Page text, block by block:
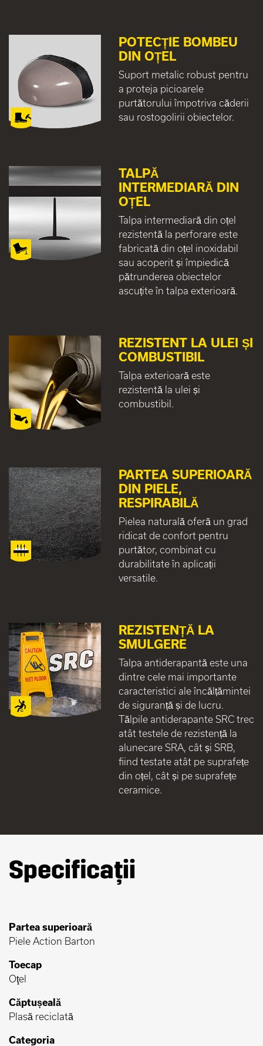
POTECȚIE BOMBEU
DIN OȚEL
Suport metalic robust pentru
a proteja picioarele
purtătorului împotriva căderii
sau rostogolirii obiectelor.
TALPĂ
INTERMEDIARĂ DIN
OȚEL
Talpa intermediară din oțel
rezistentă la perforare este
fabricată din oțel inoxidabil
sau acoperit și împiedică
pătrunderea obiectelor
ascuțite în talpa exterioară.
REZISTENT LA ULEI ȘI
COMBUSTIBIL
Talpa exterioară este
rezistentă la ulei și
combustibil.
PARTEA SUPERIOARĂ
DIN PIELE,
RESPIRABILĂ
Pielea naturală oferă un grad
ridicat de confort pentru
purtător, combinat cu
durabilitate în aplicații
versatile.
REZISTENȚĂ LA
SMULGERE
Talpa antiderapantă este una
dintre cele mai importante
caracteristici ale încălțămintei
de siguranță și de lucru.
Tălpile antiderapante SRC trec
atât testele de rezistență la
alunecare SRA, cât și SRB,
fiind testate atât pe suprafețe
din oțel, cât și pe suprafețe
ceramice.
Specificații
Partea superioară
Piele Action Barton
Toecap
Oţel
Căptușeală
Plasă reciclată
Categoria